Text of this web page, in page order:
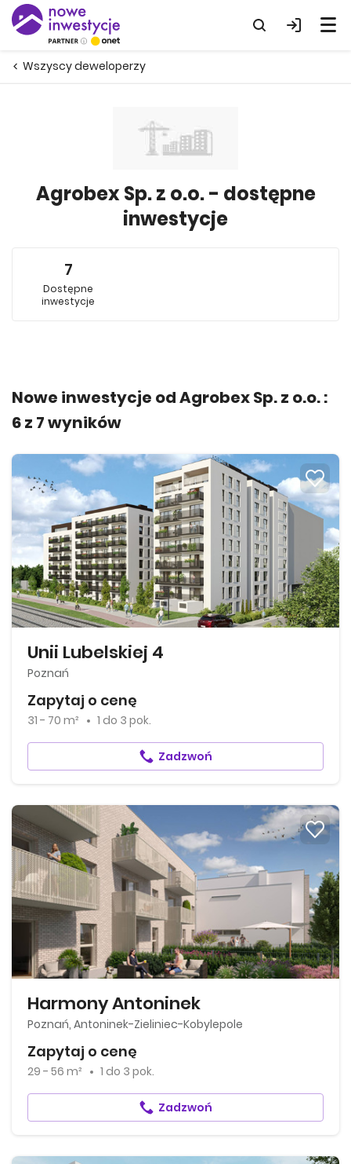
Wszyscy deweloperzy
Agrobex Sp. z o.o. - dostępne
inwestycje
7
Dostępne
inwestycje
Nowe inwestycje od Agrobex Sp. z o.o. :
6z 7wyników
Unii Lubelskiej 4
Poznań
Zapytaj o cenę
31 - 70 m² 1 do 3 pok.
Zadzwoń
Harmony Antoninek
Poznań, Antoninek-Zieliniec-Kobylepole
Zapytaj o cenę
29 - 56 m² 1 do 3 pok.
Zadzwoń